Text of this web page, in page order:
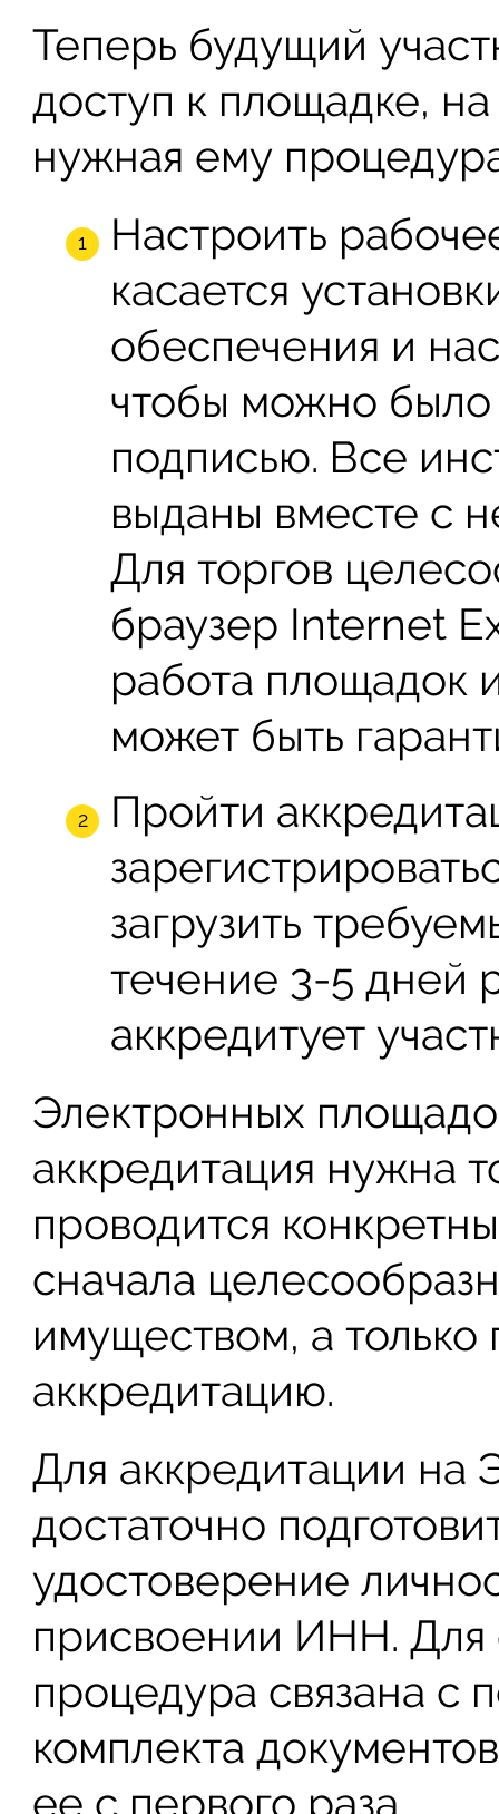
Теперь будущий
доступ к площадке,
нужная ему
Настроить
касается
обеспечения и
чтобы можно было
подписью. Все
выданы вместе с
Для торгов
браузер Internet
работа площадок
может быть
Пройти
загрузить
течение 3-5 дней
аккредитует
Электронных
аккредитация нужна
проводится
сначала
имуществом, а только
аккредитацию.
Для аккредитации на
достаточно
удостоверение
присвоении ИНН. Для
процедура связана с
комплекта
ее с первого раза.